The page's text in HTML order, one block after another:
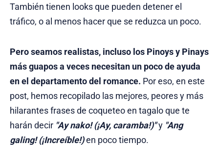
También tienen looks que pueden detener el
tráfico, o al menos hacer que se reduzca un poco.
Pero seamos realistas, incluso los Pinoys y Pinays
más guapos a veces necesitan un poco de ayuda
en el departamento del romance. Por eso, en este
post, hemos recopilado las mejores, peores y más
hilarantes frases de coqueteo en tagalo que te
harán decir "Ay nako! (¡Ay, caramba!)"y "Ang
galing! (¡Increíble!)en poco tiempo.